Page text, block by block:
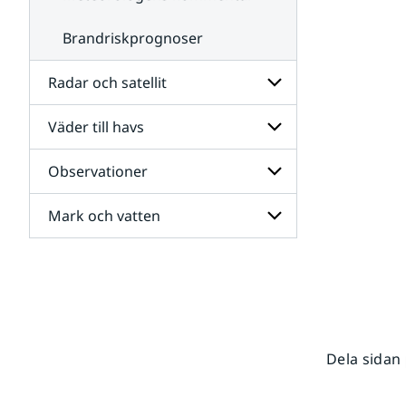
Brandriskprognoser
Radar och satellit
Undersidor
för
Radar
och
satellit
Väder till havs
Undersidor
för
Väder
till
havs
Observationer
Undersidor
för
Mark och vatten
Dela sidan